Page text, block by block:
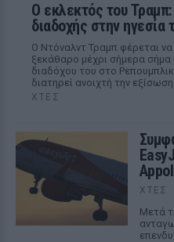
Ο εκλεκτός του
διαδοχής στην ηγεσία
Ο Ντόναλντ Τραμπ φέρεται
ξεκάθαρο μέχρι σήμερα
διαδόχου του στο
διατηρεί ανοιχτή την
ΧΤΕΣ
ΧΤΕΣ
Μετά